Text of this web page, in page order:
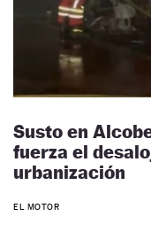
Susto en
fuerza el
urbanización
EL MOTOR